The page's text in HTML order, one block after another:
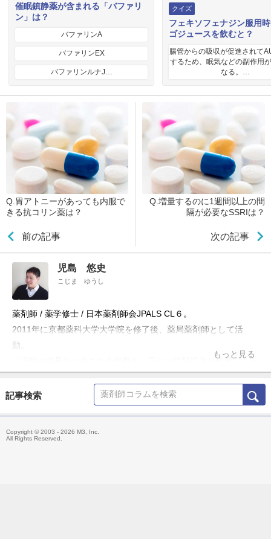
催眠鎮静薬が含まれる「バファリ
ン」は？
バファリンA
バファリンEX
バファリンルナJ…
クイズ
フェキソフェナジン服用
ゴジュースを飲むと？
腸管からの吸収が促進されて
するため、眠気などの副作用
なる。…
Q.胃アトニーがあっても内服で
きる抗コリン薬は？
前の記事
Q.増量するのに1週間以上の間
隔が必要なSSRIは？
次の記事
児島 悠史
こじま ゆうし
薬剤師 / 薬学修士 / 日本薬剤師会JPALS CL６。
2011年に京都薬科大学大学院を修了後、薬局薬剤師として活
動。
「誤解や偏見から生まれる悲劇を、正しい情報提供と教育によっ
Information」やTwitter「@Fizz_DI」を使って科学的根拠に基づ
いた医療情報の発信・共有を行うほか、大学や薬剤師会の研修会
主な著書「薬局ですぐに役立つ薬の比較と使い分け100（羊土
もっと見る
記事検索
Copyright © 2003 - 2026 M3, Inc.
All Rights Reserved.